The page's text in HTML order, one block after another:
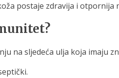
postaje zdravija i otpornija
na sljedeća ulja koja imaju